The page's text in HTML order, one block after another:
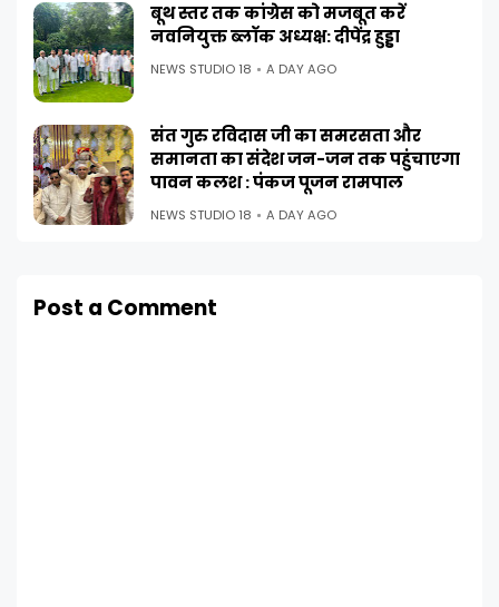
बूथ स्तर तक कांग्रेस को मजबूत करें
नवनियुक्त ब्लॉक अध्यक्ष: दीपेंद्र हुड्डा
NEWS STUDIO 18 A DAY AGO
संत गुरु रविदास जी का समरसता और
समानता का संदेश जन-जन तक पहुंचाएगा
पावन कलश : पंकज पूजन रामपाल
NEWS STUDIO 18 A DAY AGO
Post a Comment